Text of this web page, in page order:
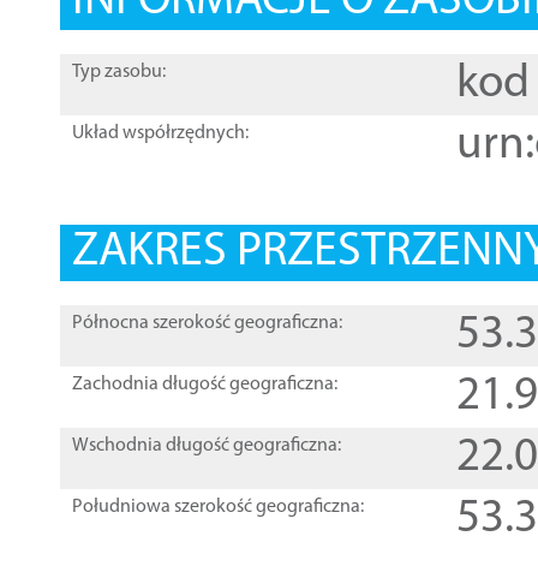
Typ zasobu: kod
Układ współrzędnych:
ZAKRES
Północna szerokość geograficzna:
Zachodnia długość geograficzna:
Wschodnia długość geograficzna:
Południowa szerokość geograficzna: